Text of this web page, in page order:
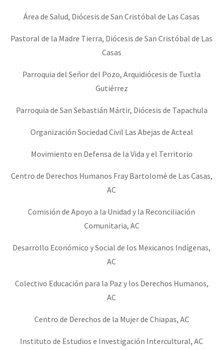
Área de Salud, Diócesis de San Cristóbal de Las Casas
Pastoral de la Madre Tierra, Diócesis de San Cristóbal de Las
Casas
Parroquia del Señor del Pozo, Arquidiócesis de Tuxtla
Gutiérrez
Parroquia de San Sebastián Mártir, Diócesis de Tapachula
Organización Sociedad Civil Las Abejas de Acteal
Movimiento en Defensa de la Vida y el Territorio
Centro de Derechos Humanos Fray Bartolomé de Las Casas,
AC
Comisión de Apoyo a la Unidad y la Reconciliación
Comunitaria, AC
Desarrollo Económico y Social de los Mexicanos Indígenas,
AC
Colectivo Educación para la Paz y los Derechos Humanos,
AC
Centro de Derechos de la Mujer de Chiapas, AC
Instituto de Estudios e Investigación Intercultural, AC